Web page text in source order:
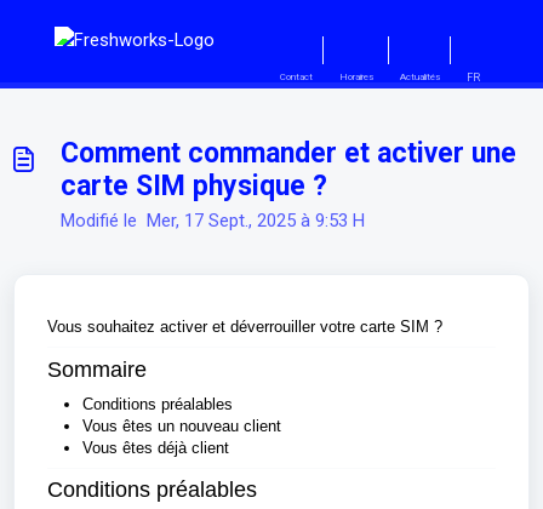
Contact Horaires Actualités FR
Comment commander et activer une
carte SIM physique ?
Modifié le Mer, 17 Sept., 2025 à 9:53 H
Vous souhaitez activer et déverrouiller votre carte SIM ?
Sommaire
Conditions préalables
Vous êtes un nouveau client
Vous êtes déjà client
Conditions préalables